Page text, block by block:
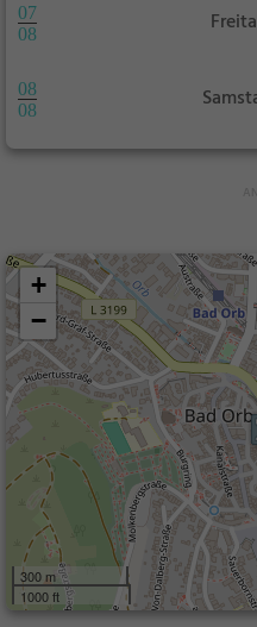
07
08
08
08
+
−
300 m
1000 ft